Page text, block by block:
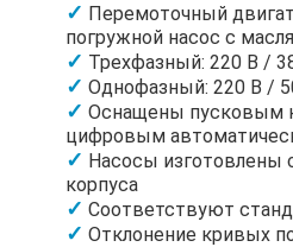
Перемоточный
погружной насос с
Трехфазный: 220 В /
Однофазный: 220 В /
Оснащены пусковым
цифровым
Насосы изготовлены
корпуса
Соответствуют
Отклонение кривых